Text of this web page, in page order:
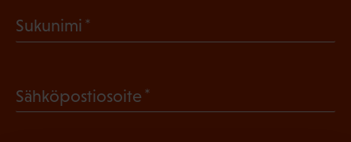
l
Sukunimi
P
k
Sähköpostiosoite